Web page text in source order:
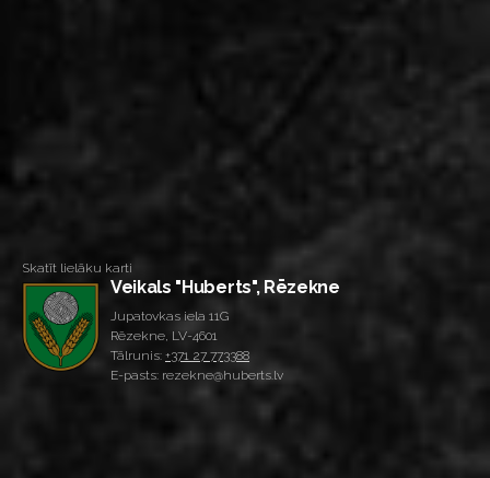
Skatīt lielāku karti
Veikals "Huberts", Rēzekne
Jupatovkas iela 11G
Rēzekne, LV-4601
Tālrunis: +371 27 773388
E-pasts: rezekne@huberts.lv